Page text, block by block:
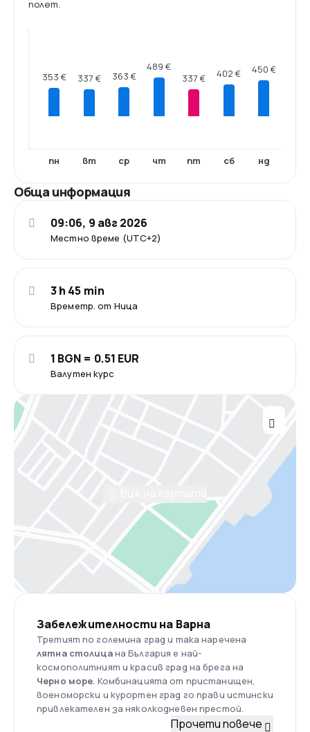
полет.
353 €
пн
337 €
вт
363 €
ср
489 €
чт
337 €
пт
402 €
сб
450 €
нд
Обща информация
Местно време (UTC+2)
09:06, 9 авг 2026
Времетр. от Ница
3 h 45 min
Валутен курс
1 BGN = 0.51 EUR
Забележителности на Варна
Третият по големина град и така наречена
лятна столицана България е най-
космополитният и красив град на брега на
Черно море. Комбинацията от пристанищен,
военоморски и курортен град го прави истински
привлекателен за няколкодневен престой.
Прочети повече